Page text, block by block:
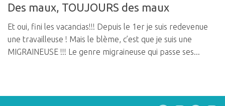
Des maux, TOUJOURS des maux
Et oui, fini les vacancias!!! Depuis le 1er je suis redevenue
une travailleuse ! Mais le blème, c’est que je suis une
MIGRAINEUSE !!! Le genre migraineuse qui passe ses...